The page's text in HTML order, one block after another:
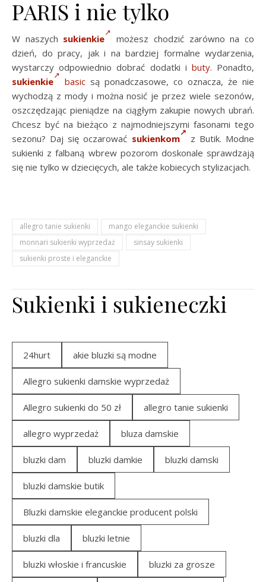
PARIS i nie tylko
W naszych sukienkie
możesz chodzić zarówno na co
dzień, do pracy, jak i na bardziej formalne wydarzenia,
wystarczy odpowiednio dobrać dodatki i buty. Ponadto,
sukienkie
basic są ponadczasowe, co oznacza, że nie
wychodzą z mody i można nosić je przez wiele sezonów,
oszczędzając pieniądze na ciągłym zakupie nowych ubrań.
Chcesz być na bieżąco z najmodniejszymi fasonami tego
sezonu? Daj się oczarować sukienkom
z Butik. Modne
sukienki z falbaną wbrew pozorom doskonale sprawdzają
się nie tylko w dziecięcych, ale także kobiecych stylizacjach.
allegro tanie sukienki
mango eleganckie sukienki
monnari sukienki wyprzedaż
sinsay sukienki
sukienki proste i eleganckie
Sukienki i sukieneczki
24hurt akie bluzki są modne
Allegro sukienki damskie wyprzedaż
Allegro sukienki do 50 zł allegro tanie sukienki
allegro wyprzedaż bluza damskie
bluzki dam bluzki damkie bluzki damski
bluzki damskie butik
Bluzki damskie eleganckie producent polski
bluzki dla bluzki letnie
bluzki włoskie i francuskie bluzki za grosze